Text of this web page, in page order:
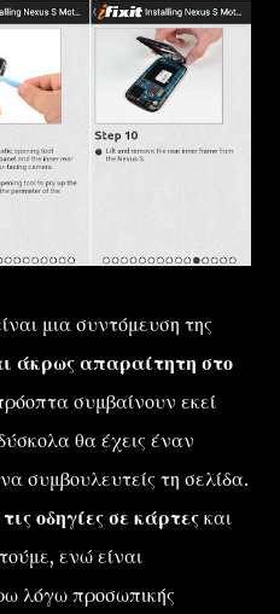
μια συντόμευση της
άκρως απαραίτητη στο
συμβαίνουν εκεί
θα έχεις έναν
συμβουλευτείς τη σελίδα.
οδηγίες σε κάρτες και
ενώ είναι
λόγω προσωπικής